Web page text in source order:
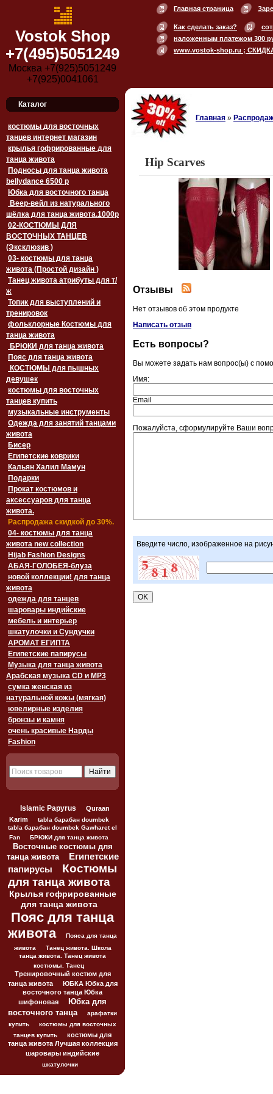
Vostok Shop
+7(495)5051249
Москва +7(925)5051249
+7(925)0041061
Главная страница
Как сделать заказ?
наложенным платежом 300
www.vostok-shop.ru ;
Каталог
костюмы для восточных
танцев интернет магазин
крылья гофрированные для
танца живота
Подносы для танца живота
bellydance 6500 p
Юбка для восточного танца
Веер-вейл из натурального
шёлка для танца живота.1000p
02-КОСТЮМЫ ДЛЯ
ВОСТОЧНЫХ ТАНЦЕВ
(Эксклюзив )
03- костюмы для танца
живота (Простой дизайн )
Танец живота атрибуты для т/
ж
Топик для выступлений и
тренировок
фольклорные Костюмы для
танца живота
БРЮКИ для танца живота
Пояс для танца живота
девушек
костюмы для восточных
танцев купить
музыкальные инструменты
Одежда для занятий танцами
живота
Бисер
Египетские коврики
Кальян Халил Мамун
Подарки
Прокат костюмов и
аксессуаров для танца
живота.
Распродажа скидкой до 30%.
04- костюмы для танца
живота new collection
Hijab Fashion Designs
АБАЯ-ГОЛОБЕЯ-блуза
новой коллекции! для танца
живота
одежда для танцев
шаровары индийские
мебель и интерьер
шкатулочки и Сундучки
АРОМАТ ЕГИПТА
Египетские папирусы
Музыка для танца живота
Арабская музыка CD и MP3
сумка женская из
натуральной кожы (мягкая)
ювелирные изделия
бронзы и камня
очень красивые Нарды
Fashion
Islamic Papyrus
Quraan
Karim
tabla барабан doumbek
tabla барабан doumbek Gawharet el
Fan
БРЮКИ для танца живота
Восточные костюмы для
танца живота
Египетские
папирусы
Костюмы
для танца живота
Крылья гофрированные
для танца живота
Пояс для танца
живота
Пояса для танца
живота
Танец живота. Школа
танца живота. Танец живота
костюмы. Танец
Тренировочный костюм для
танца живота
ЮБКА Юбка для
восточного танца Юбка
шифоновая
Юбка для
восточного танца
арафатки
купить
костюмы для восточных
танцев купить
костюмы для
танца живота Лучшая коллекция
шаровары индийские
шкатулочки
Главная »
Hip Scarves
Отзывы
Нет отзывов об этом продукте
Написать отзыв
Есть вопросы?
Вы можете задать нам вопрос(ы) с
Имя:
Email
Пожалуйста, сформулируйте Ваши
Введите число, изображенное на